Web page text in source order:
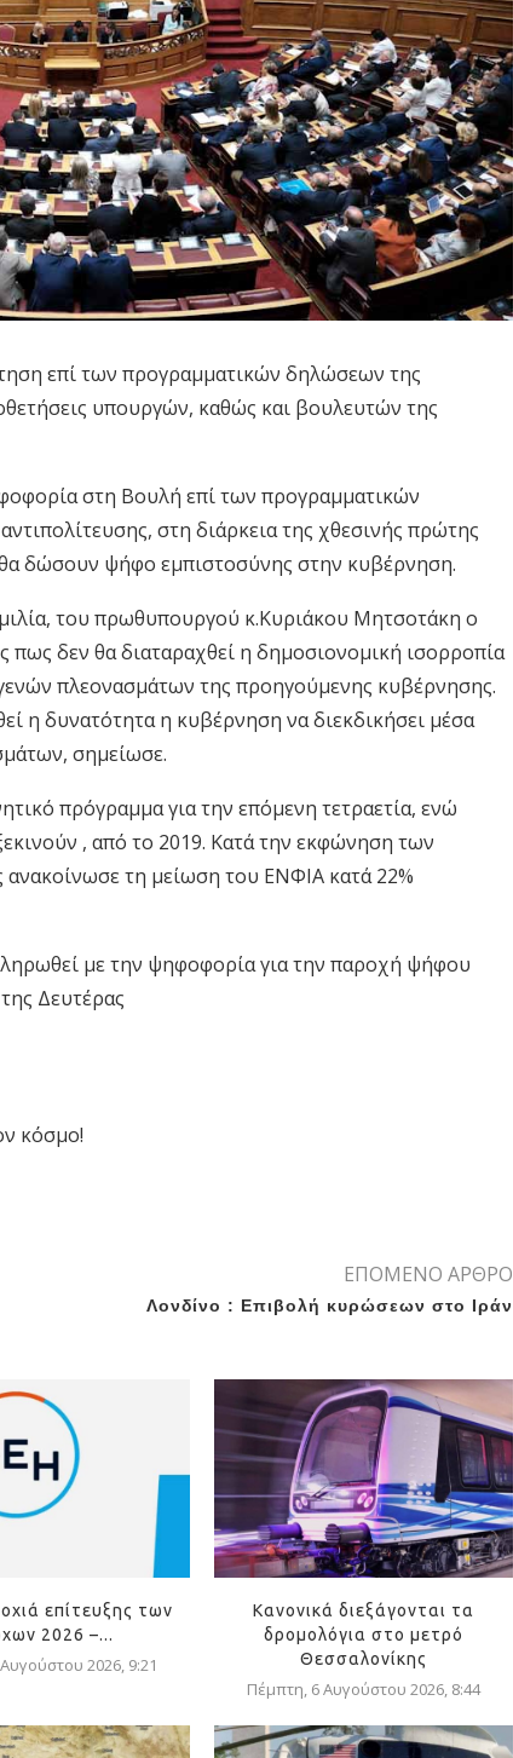
επί των προγραμματικών δηλώσεων της
υπουργών, καθώς και βουλευτών της
στη Βουλή επί των προγραμματικών
στη διάρκεια της χθεσινής πρώτης
δώσουν ψήφο εμπιστοσύνης στην κυβέρνηση.
του πρωθυπουργού κ.Κυριάκου Μητσοτάκη ο
δεν θα διαταραχθεί η δημοσιονομική ισορροπία
πλεονασμάτων της προηγούμενης κυβέρνησης.
η δυνατότητα η κυβέρνηση να διεκδικήσει μέσα
σημείωσε.
πρόγραμμα για την επόμενη τετραετία, ενώ
, από το 2019. Κατά την εκφώνηση των
τη μείωση του ΕΝΦΙΑ κατά 22%
με την ψηφοφορία για την παροχή ψήφου
Δευτέρας
κόσμο!
ΕΠΟΜΕΝΟ ΑΡΘΡΟ
Λονδίνο : Επιβολή κυρώσεων στο Ιράν
επίτευξης των
2026 –...
2026, 9:21
Κανονικά διεξάγονται τα
δρομολόγια στο μετρό
Θεσσαλονίκης
Πέμπτη, 6 Αυγούστου 2026, 8:44